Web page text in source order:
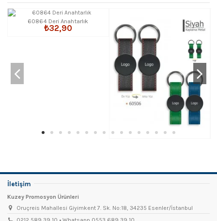
60864 Deri Anahtarlık
₺32,90
İletişim
Kuzey Promosyon Ürünleri
Oruçreis Mahallesi Giyimkent 7. Sk. No:18, 34235 Esenler/İstanbul